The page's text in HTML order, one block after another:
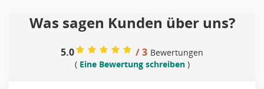
Was sagen Kunden über uns?
5.0 / 3 Bewertungen
( Eine Bewertung schreiben)